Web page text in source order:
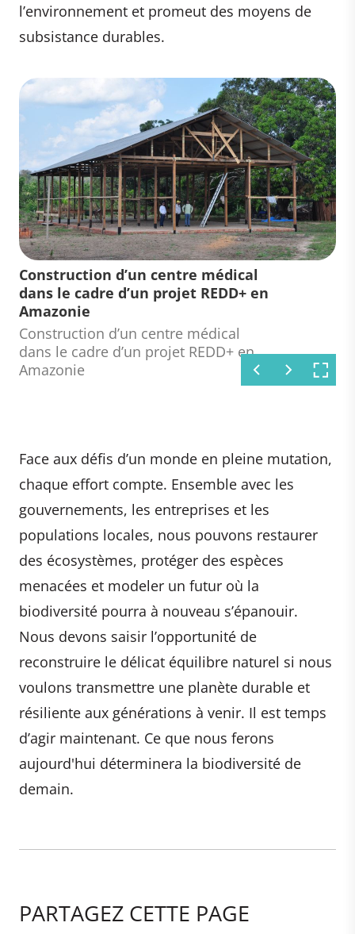
l’environnement et promeut des moyens de
subsistance durables.
Populations locales dans le cadre
d'un projet REDD+ en Amazonie
Populations locales dans le cadre
d'un projet REDD+ en Amazonie
Singes-écureuils dans le cadre d’un
projet REDD+ en Amazonie
Singes-écureuils dans le cadre d’un
projet REDD+ en Amazonie
Construction d’un centre médical
dans le cadre d’un projet REDD+ en
Amazonie
Construction d’un centre médical
dans le cadre d’un projet REDD+ en
Amazonie
Face aux défis d’un monde en pleine mutation,
chaque effort compte. Ensemble avec les
gouvernements, les entreprises et les
populations locales, nous pouvons restaurer
des écosystèmes, protéger des espèces
menacées et modeler un futur où la
biodiversité pourra à nouveau s’épanouir.
Nous devons saisir l’opportunité de
reconstruire le délicat équilibre naturel si nous
voulons transmettre une planète durable et
résiliente aux générations à venir. Il est temps
d’agir maintenant. Ce que nous ferons
aujourd'hui déterminera la biodiversité de
demain.
PARTAGEZ CETTE PAGE